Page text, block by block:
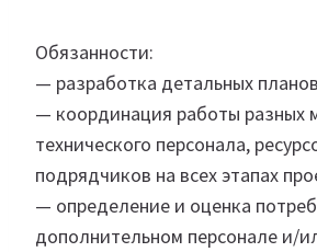
Обязанности:
— разработка детальных
— координация работы разных
технического персонала,
подрядчиков на всех этапах
— определение и оценка
дополнительном персонале и/